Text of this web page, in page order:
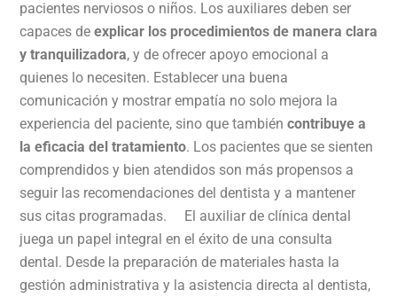
pacientes nerviosos o niños. Los auxiliares deben ser
capaces de explicar los procedimientos de manera clara
y tranquilizadora, y de ofrecer apoyo emocional a
quienes lo necesiten. Establecer una buena
comunicación y mostrar empatía no solo mejora la
experiencia del paciente, sino que también contribuye a
la eficacia del tratamiento. Los pacientes que se sienten
comprendidos y bien atendidos son más propensos a
seguir las recomendaciones del dentista y a mantener
sus citas programadas. El auxiliar de clínica dental
juega un papel integral en el éxito de una consulta
dental. Desde la preparación de materiales hasta la
gestión administrativa y la asistencia directa al dentista,